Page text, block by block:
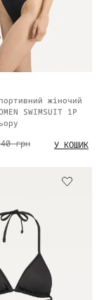
жіночий
SWIMSUIT 1P
грн У КОШИК